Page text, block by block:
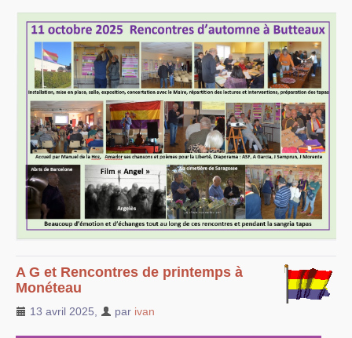
A G et Rencontres de printemps à
Monéteau
13 avril 2025, par ivan